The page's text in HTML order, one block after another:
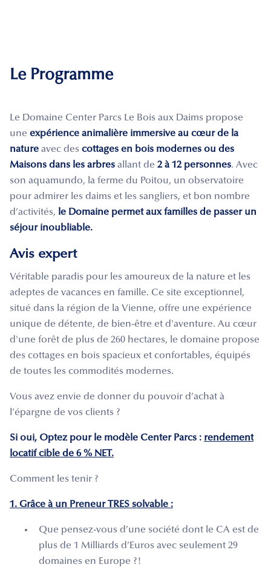
Le Programme
Le Domaine Center Parcs Le Bois aux Daims propose
une expérience animalière immersive au cœur de la
nature avec des cottages en bois modernes ou des
Maisons dans les arbres allant de 2 à 12 personnes. Avec
son aquamundo, la ferme du Poitou, un observatoire
pour admirer les daims et les sangliers, et bon nombre
d’activités, le Domaine permet aux familles de passer un
séjour inoubliable.
Avis expert
Véritable paradis pour les amoureux de la nature et les
adeptes de vacances en famille. Ce site exceptionnel,
situé dans la région de la Vienne, offre une expérience
unique de détente, de bien-être et d'aventure. Au cœur
d'une forêt de plus de 260 hectares, le domaine propose
des cottages en bois spacieux et confortables, équipés
de toutes les commodités modernes.
Vous avez envie de donner du pouvoir d’achat à
l’épargne de vos clients ?
Si oui, Optez pour le modèle Center Parcs : rendement
locatif cible de 6 % NET.
Comment les tenir ?
1. Grâce à un Preneur TRES solvable :
Que pensez-vous d’une société dont le CA est de
plus de 1 Milliards d’Euros avec seulement 29
domaines en Europe ?!